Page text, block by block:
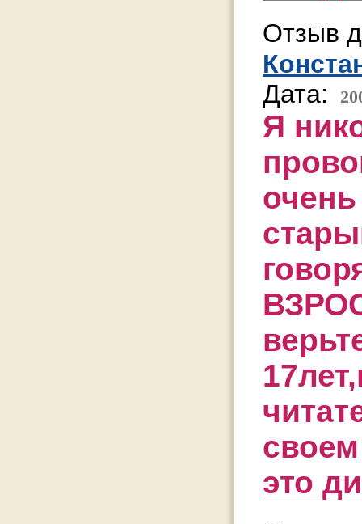
Отзыв
Дата:
Я
очень
это